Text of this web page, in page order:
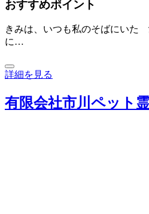
おすすめポイント
きみは、いつも私のそばにいた
に…
詳細を見る
有限会社市川ペット